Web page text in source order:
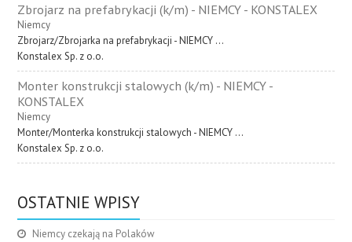
Zbrojarz na prefabrykacji (k/m) - NIEMCY - KONSTALEX
Niemcy
Zbrojarz/Zbrojarka na prefabrykacji - NIEMCY ...
Konstalex Sp. z o.o.
Monter konstrukcji stalowych (k/m) - NIEMCY -
KONSTALEX
Niemcy
Monter/Monterka konstrukcji stalowych - NIEMCY ...
Konstalex Sp. z o.o.
OSTATNIE WPISY
Niemcy czekają na Polaków